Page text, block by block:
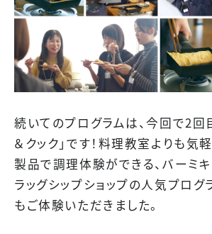
続いてのプログラムは、今回で2回
＆クック」です！料理教室よりも気
製品で調理体験ができる、バーミ
ラッグシップショップの人気プログ
もご体験いただきました。